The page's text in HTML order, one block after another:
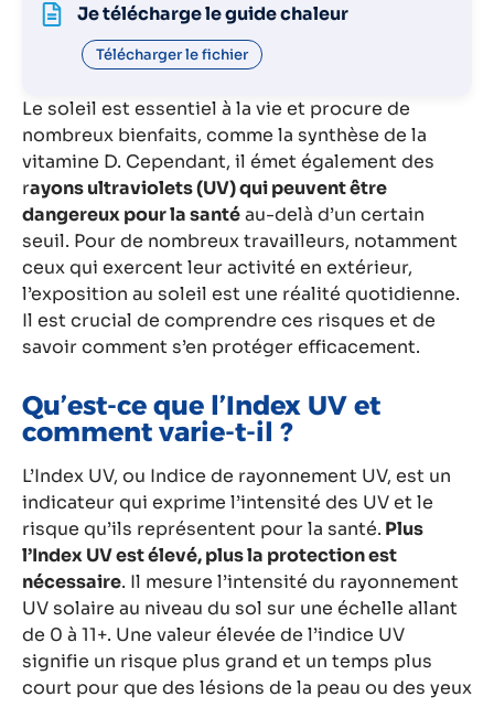
Le soleil est essentiel à la vie et procure de
nombreux bienfaits, comme la synthèse de la
vitamine D. Cependant, il émet également des
rayons ultraviolets (UV) qui peuvent être
dangereux pour la santéau-delà d’un certain
seuil. Pour de nombreux travailleurs, notamment
ceux qui exercent leur activité en extérieur,
l’exposition au soleil est une réalité quotidienne.
Il est crucial de comprendre ces risques et de
savoir comment s’en protéger efficacement.
Qu’est-ce que l’Index UV et
comment varie-t-il ?
L’Index UV, ou Indice de rayonnement UV, est un
indicateur qui exprime l’intensité des UV et le
risque qu’ils représentent pour la santé. Plus
l’Index UV est élevé, plus la protection est
nécessaire. Il mesure l’intensité du rayonnement
UV solaire au niveau du sol sur une échelle allant
de 0 à 11+. Une valeur élevée de l’indice UV
signifie un risque plus grand et un temps plus
court pour que des lésions de la peau ou des yeux
Je télécharge le guide chaleur
Télécharger le fichier